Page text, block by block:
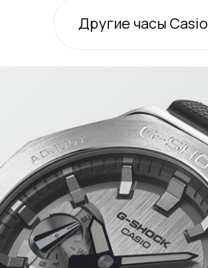
Другие часы Casio